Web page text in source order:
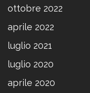
ottobre 2022
aprile 2022
luglio 2021
luglio 2020
aprile 2020